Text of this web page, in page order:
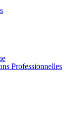
Professionnelles